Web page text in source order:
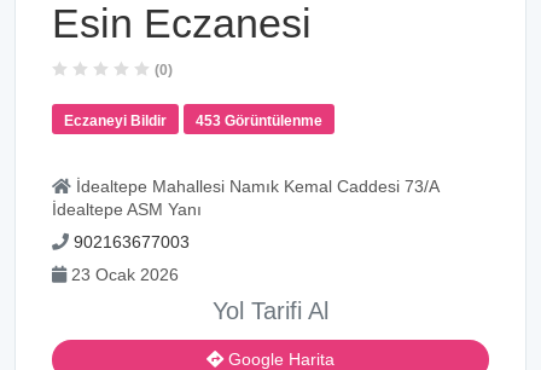
Esin Eczanesi
(0)
Eczaneyi Bildir 453 Görüntülenme
İdealtepe Mahallesi Namık Kemal Caddesi 73/A
İdealtepe ASM Yanı
902163677003
23 Ocak 2026
Yol Tarifi Al
Google Harita